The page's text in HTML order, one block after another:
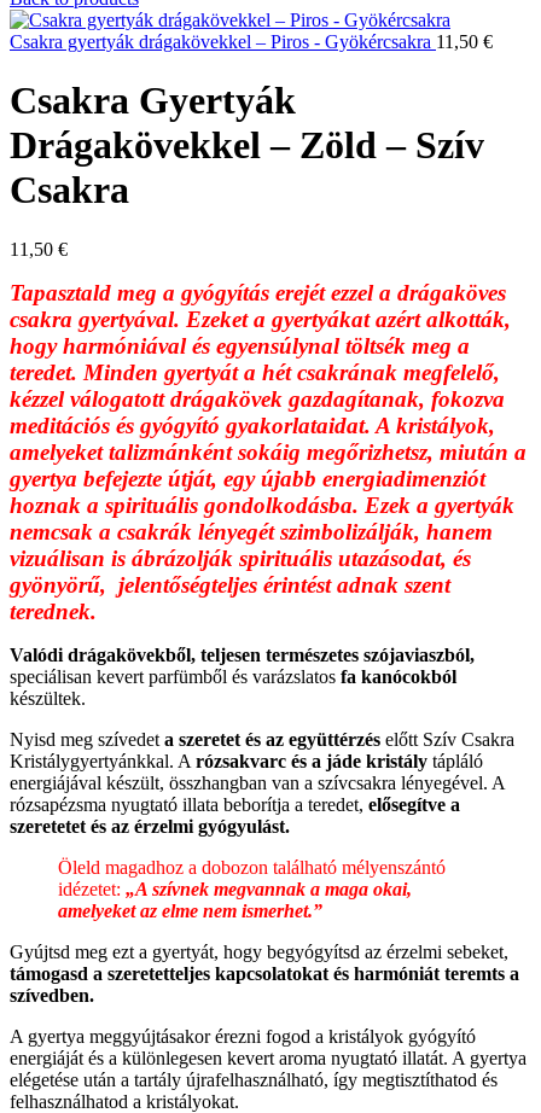
Csakra gyertyák drágakövekkel – Piros - Gyökércsakra 11,50 €
Csakra Gyertyák
Drágakövekkel – Zöld – Szív
Csakra
11,50 €
Tapasztald meg a gyógyítás erejét ezzel a drágaköves
csakra gyertyával. Ezeket a gyertyákat azért alkották,
hogy harmóniával és egyensúlynal töltsék meg a
teredet. Minden gyertyát a hét csakrának megfelelő,
kézzel válogatott drágakövek gazdagítanak, fokozva
meditációs és gyógyító gyakorlataidat. A kristályok,
amelyeket talizmánként sokáig megőrizhetsz, miután a
gyertya befejezte útját, egy újabb energiadimenziót
hoznak a spirituális gondolkodásba. Ezek a gyertyák
nemcsak a csakrák lényegét szimbolizálják, hanem
vizuálisan is ábrázolják spirituális utazásodat, és
gyönyörű, jelentőségteljes érintést adnak szent
terednek.
Valódi drágakövekből, teljesen természetes szójaviaszból,
speciálisan kevert parfümből és varázslatos fa kanócokból
készültek.
Nyisd meg szívedet a szeretet és az együttérzés előtt Szív Csakra
Kristálygyertyánkkal. A rózsakvarc és a jáde kristály tápláló
energiájával készült, összhangban van a szívcsakra lényegével. A
rózsapézsma nyugtató illata beborítja a teredet, elősegítve a
szeretetet és az érzelmi gyógyulást.
Öleld magadhoz a dobozon található mélyenszántó
idézetet: „A szívnek megvannak a maga okai,
amelyeket az elme nem ismerhet.”
Gyújtsd meg ezt a gyertyát, hogy begyógyítsd az érzelmi sebeket,
támogasd a szeretetteljes kapcsolatokat és harmóniát teremts a
szívedben.
A gyertya meggyújtásakor érezni fogod a kristályok gyógyító
energiáját és a különlegesen kevert aroma nyugtató illatát. A gyertya
elégetése után a tartály újrafelhasználható, így megtisztíthatod és
felhasználhatod a kristályokat.